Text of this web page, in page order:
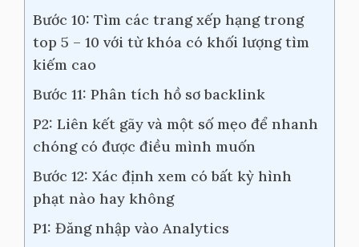
Bước 10: Tìm các trang xếp hạng trong
top 5 – 10 với từ khóa có khối lượng tìm
kiếm cao
Bước 11: Phân tích hồ sơ backlink
P2: Liên kết gãy và một số mẹo để nhanh
chóng có được điều mình muốn
Bước 12: Xác định xem có bất kỳ hình
phạt nào hay không
P1: Đăng nhập vào Analytics